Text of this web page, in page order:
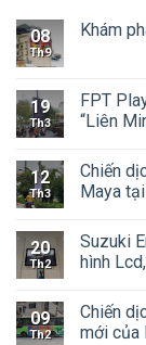
08
Th9
Khám
19
Th3
FPT
“Liên
12
Th3
Chiến
Maya
20
Th2
Suzuki
hình
09
Th2
Chiến
mới của